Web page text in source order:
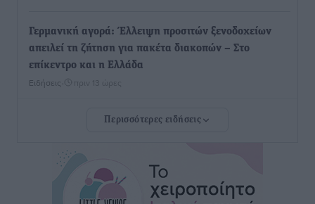
Γερμανική αγορά: Έλλειψη προσιτών ξενοδοχείων
απειλεί τη ζήτηση για πακέτα διακοπών – Στο
επίκεντρο και η Ελλάδα
Ειδήσεις πριν 13 ώρες
Νέο ξενοδοχείο στη Ρόδο για την H Hotels –
στην Κω
Τοπικές Ειδήσεις • πριν 13 ώρες
Περισσότερες ειδήσεις